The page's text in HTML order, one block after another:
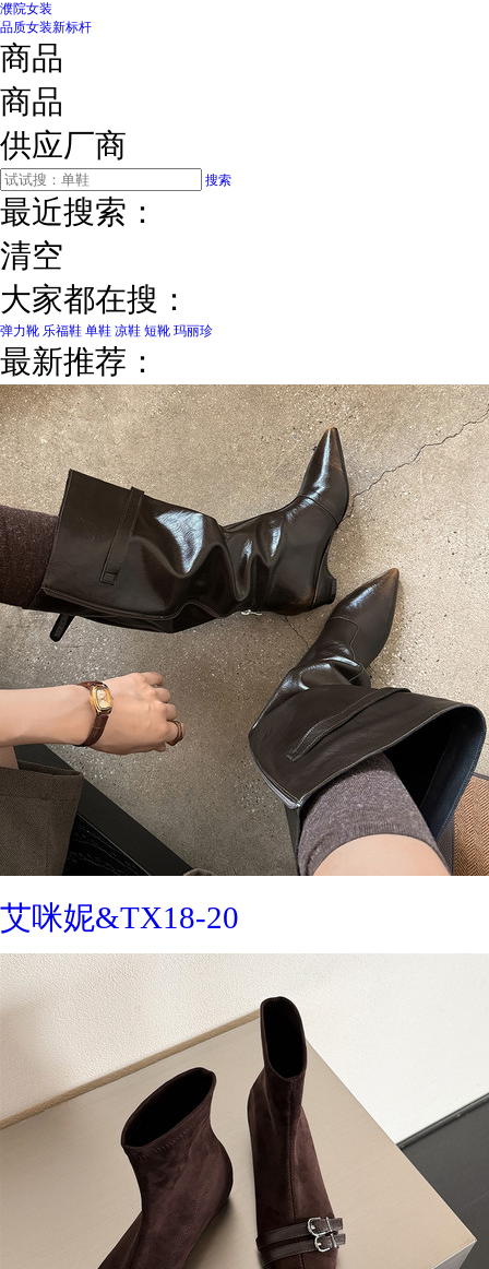
濮院女装
品质女装新标杆
商品
商品
供应厂商
搜索
最近搜索：
清空
大家都在搜：
弹力靴 乐福鞋 单鞋 凉鞋 短靴 玛丽珍
最新推荐：
艾咪妮&TX18-20